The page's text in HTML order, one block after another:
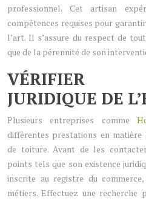
professionnel. Cet artisan
compétences requises pour
l’art. Il s’assure du respect de
que de la pérennité de son
VÉRIFIER
JURIDIQUE DE
Plusieurs entreprises comme
différentes prestations en
de toiture. Avant de les
points tels que son existence
inscrite au registre du
métiers. Effectuez une